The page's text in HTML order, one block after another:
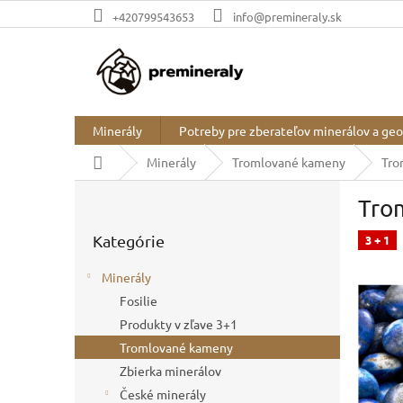
na
+420799543653 info@premineraly.sk
Minerály Potreby pre zberateľov minerálov a
DomovMinerály Tromlované kameny
kategórie
Kategórie
Minerály
Fosilie
Produkty v zľave 3+1
Tromlované kameny
Zbierka minerálov
České minerály
3 + 1